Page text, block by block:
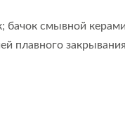
бачок смывной
плавного